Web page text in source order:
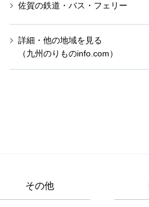
佐賀の鉄道・バス・フェリー
詳細・他の地域を見る
（九州のりものinfo.com）
その他